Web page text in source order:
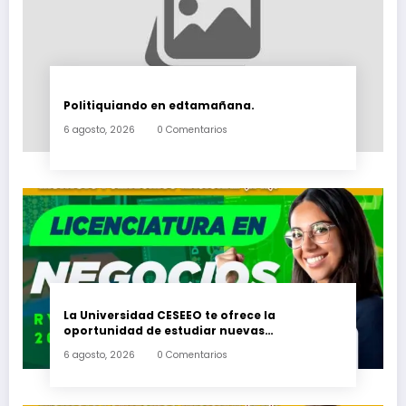
Politiquiando en edtamañana.
6 agosto, 2026 0 Comentarios
La Universidad CESEEO te ofrece la
oportunidad de estudiar nuevas
Escondido, Ixtepec y en la Matriz Juchitán.
6 agosto, 2026 0 Comentarios